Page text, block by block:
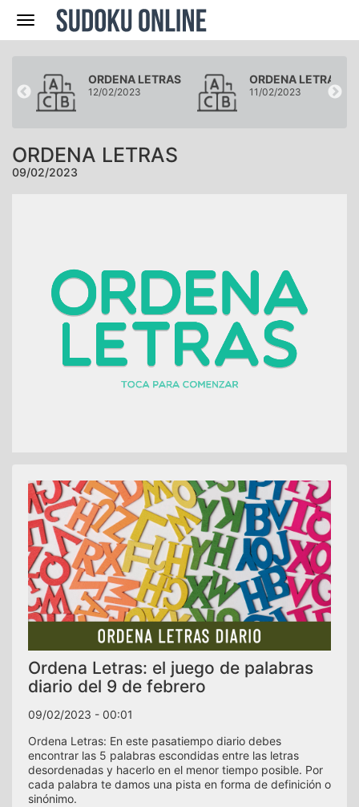
Navegación
ORDENA LETRAS
12/02/2023
ORDENA LETRAS
11/02/2023
ORDENA LETRAS
09/02/2023
Ordena Letras: el juego de palabras
diario del 9 de febrero
09/02/2023 - 00:01
Ordena Letras: En este pasatiempo diario debes
encontrar las 5 palabras escondidas entre las letras
desordenadas y hacerlo en el menor tiempo posible. Por
cada palabra te damos una pista en forma de definición o
sinónimo.